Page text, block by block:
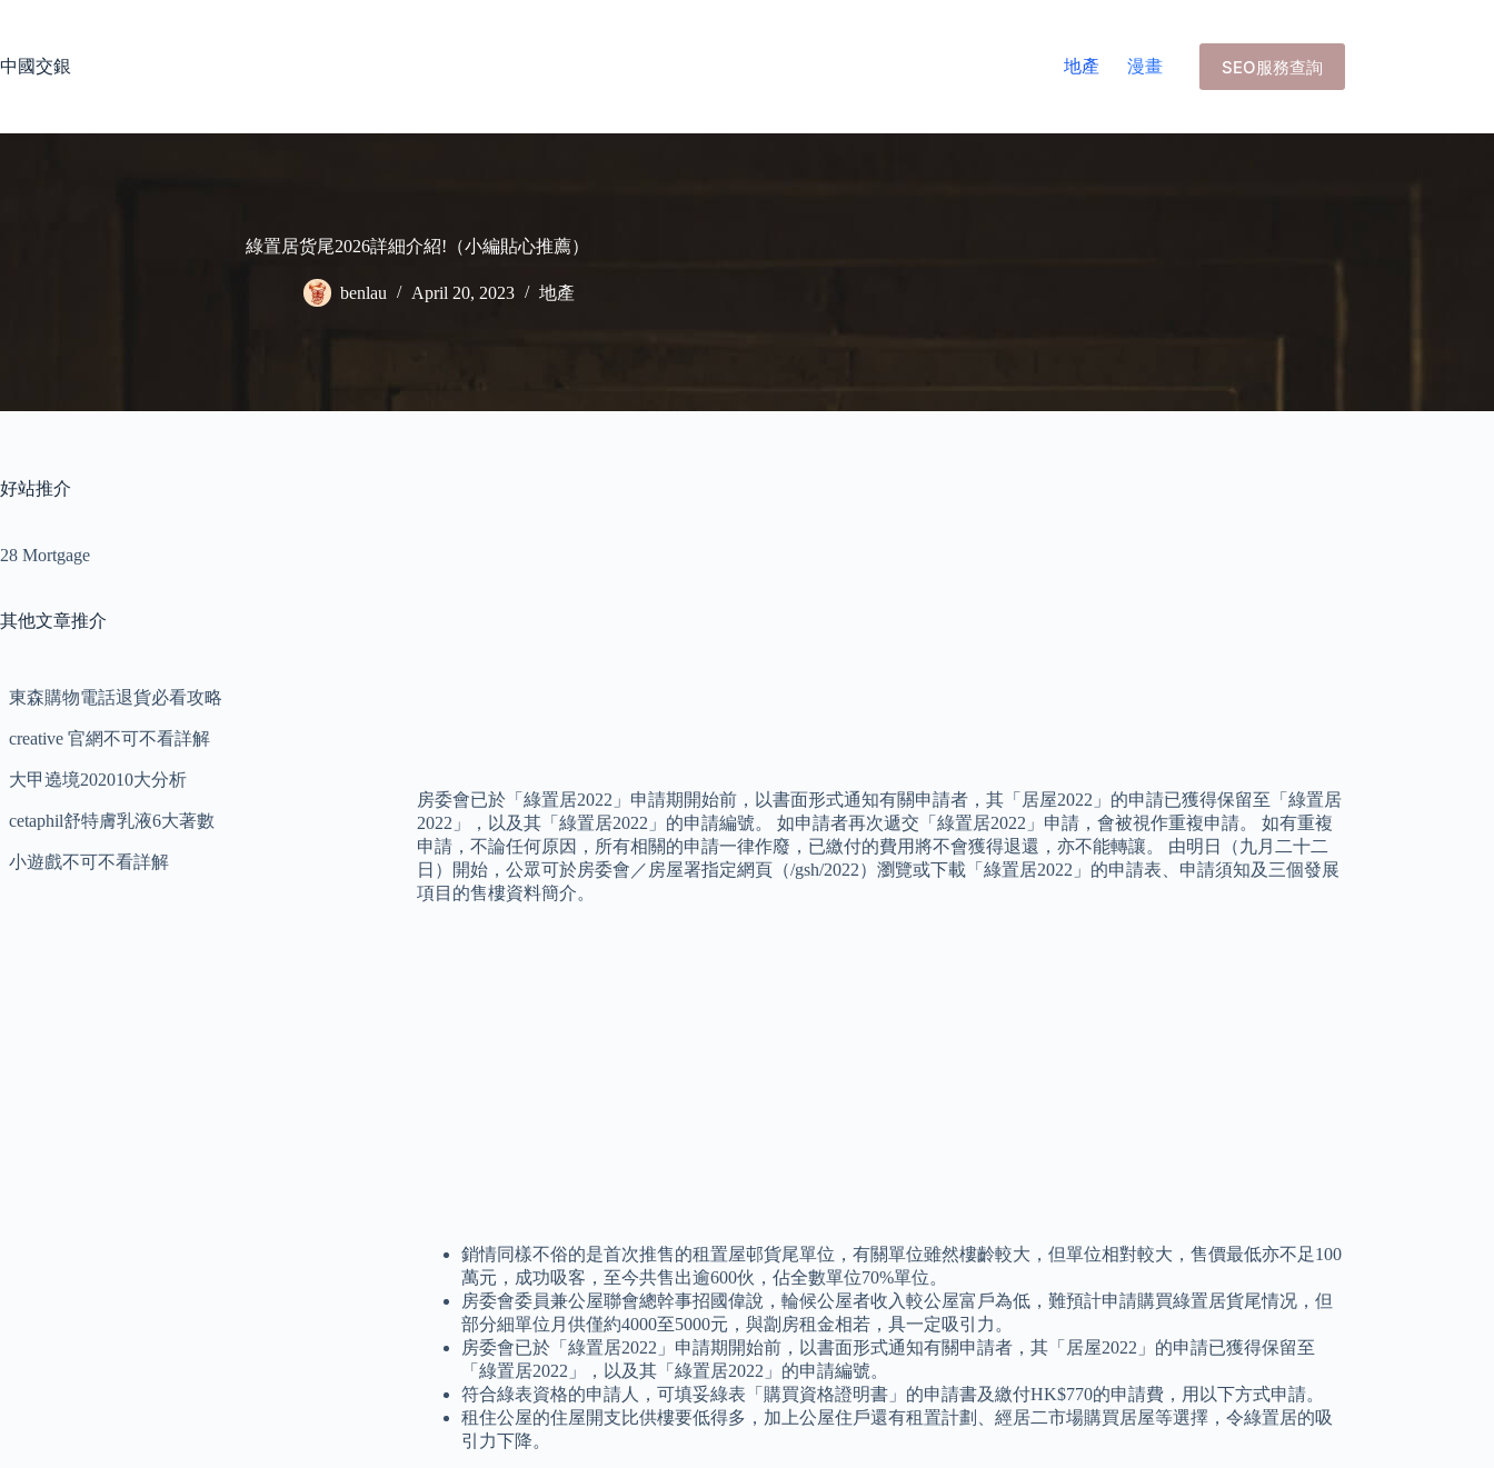
中國交銀
地產 漫畫 SEO服務查詢
綠置居货尾2026詳細介紹!（小編貼心推薦）
benlau April 20, 2023 地產
房委會已於「綠置居2022」申請期開始前，以書面形式通知有關申請者，其「居屋2022」的申請已獲得保留至「綠置居
2022」，以及其「綠置居2022」的申請編號。 如申請者再次遞交「綠置居2022」申請，會被視作重複申請。 如有重複
申請，不論任何原因，所有相關的申請一律作廢，已繳付的費用將不會獲得退還，亦不能轉讓。 由明日（九月二十二
日）開始，公眾可於房委會／房屋署指定網頁（/gsh/2022）瀏覽或下載「綠置居2022」的申請表、申請須知及三個發展
項目的售樓資料簡介。
銷情同樣不俗的是首次推售的租置屋邨貨尾單位，有關單位雖然樓齡較大，但單位相對較大，售價最低亦不足100
萬元，成功吸客，至今共售出逾600伙，佔全數單位70%單位。
房委會委員兼公屋聯會總幹事招國偉說，輪候公屋者收入較公屋富戶為低，難預計申請購買綠置居貨尾情况，但
部分細單位月供僅約4000至5000元，與劏房租金相若，具一定吸引力。
房委會已於「綠置居2022」申請期開始前，以書面形式通知有關申請者，其「居屋2022」的申請已獲得保留至
「綠置居2022」，以及其「綠置居2022」的申請編號。
符合綠表資格的申請人，可填妥綠表「購買資格證明書」的申請書及繳付HK$770的申請費，用以下方式申請。
租住公屋的住屋開支比供樓要低得多，加上公屋住戶還有租置計劃、經居二市場購買居屋等選擇，令綠置居的吸
引力下降。
好站推介
28 Mortgage
其他文章推介
東森購物電話退貨必看攻略
creative 官網不可不看詳解
大甲遶境202010大分析
cetaphil舒特膚乳液6大著數
小遊戲不可不看詳解